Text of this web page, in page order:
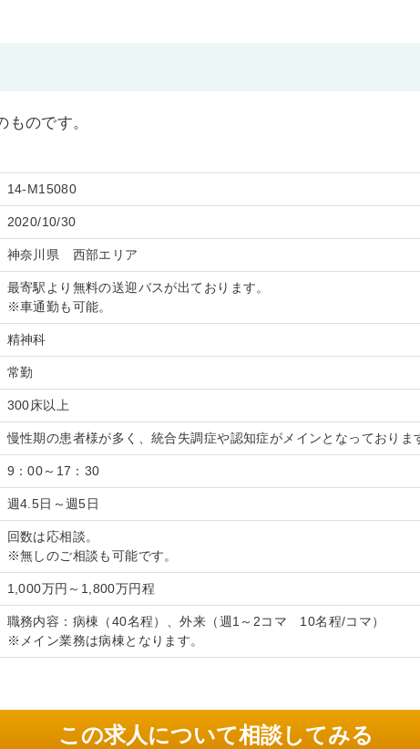
ものです。
14-M15080
2020/10/30
神奈川県 西部エリア
最寄駅より無料の送迎バスが出ております。
※車通勤も可能。
精神科
常勤
300床以上
慢性期の患者様が多く、統合失調症や認知症がメインとなっておりま
9：00～17：30
週4.5日～週5日
回数は応相談。
※無しのご相談も可能です。
1,000万円～1,800万円程
職務内容：病棟（40名程）、外来（週1～2コマ 10名程/コマ）
※メイン業務は病棟となります。
この求人について相談してみる